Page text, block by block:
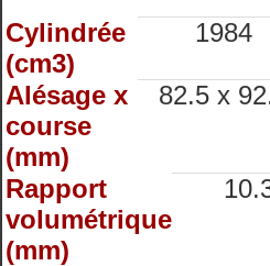
Cylindrée
(cm3)
1984
Alésage x
course
(mm)
82.5 x
Rapport
volumétrique
(mm)